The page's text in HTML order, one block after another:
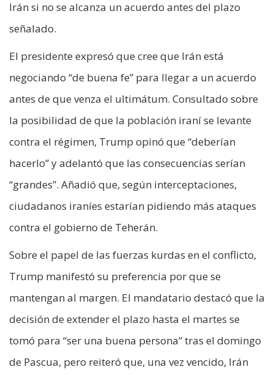
Irán si no se alcanza un acuerdo antes del plazo
señalado.
El presidente expresó que cree que Irán está
negociando “de buena fe” para llegar a un acuerdo
antes de que venza el ultimátum. Consultado sobre
la posibilidad de que la población iraní se levante
contra el régimen, Trump opinó que “deberían
hacerlo” y adelantó que las consecuencias serían
“grandes”. Añadió que, según interceptaciones,
ciudadanos iraníes estarían pidiendo más ataques
contra el gobierno de Teherán.
Sobre el papel de las fuerzas kurdas en el conflicto,
Trump manifestó su preferencia por que se
mantengan al margen. El mandatario destacó que la
decisión de extender el plazo hasta el martes se
tomó para “ser una buena persona” tras el domingo
de Pascua, pero reiteró que, una vez vencido, Irán